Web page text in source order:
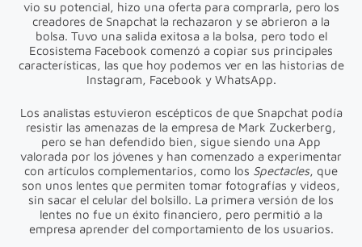
vio su potencial, hizo una oferta para comprarla, pero los
creadores de Snapchat la rechazaron y se abrieron a la
bolsa. Tuvo una salida exitosa a la bolsa, pero todo el
Ecosistema Facebook comenzó a copiar sus principales
características, las que hoy podemos ver en las historias de
Instagram, Facebook y WhatsApp.
Los analistas estuvieron escépticos de que Snapchat podía
resistir las amenazas de la empresa de Mark Zuckerberg,
pero se han defendido bien, sigue siendo una App
valorada por los jóvenes y han comenzado a experimentar
con artículos complementarios, como los Spectacles, que
son unos lentes que permiten tomar fotografías y videos,
sin sacar el celular del bolsillo. La primera versión de los
lentes no fue un éxito financiero, pero permitió a la
empresa aprender del comportamiento de los usuarios.